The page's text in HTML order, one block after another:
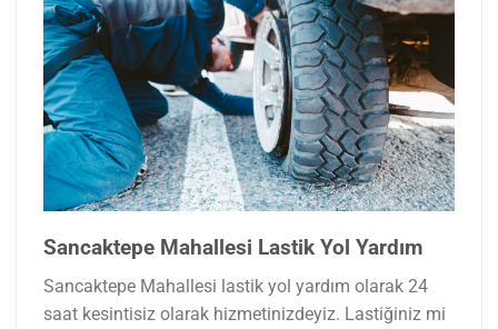
Sancaktepe Mahallesi Lastik Yol Yardım
Sancaktepe Mahallesi lastik yol yardım olarak 24
saat kesintisiz olarak hizmetinizdeyiz. Lastiğiniz mi